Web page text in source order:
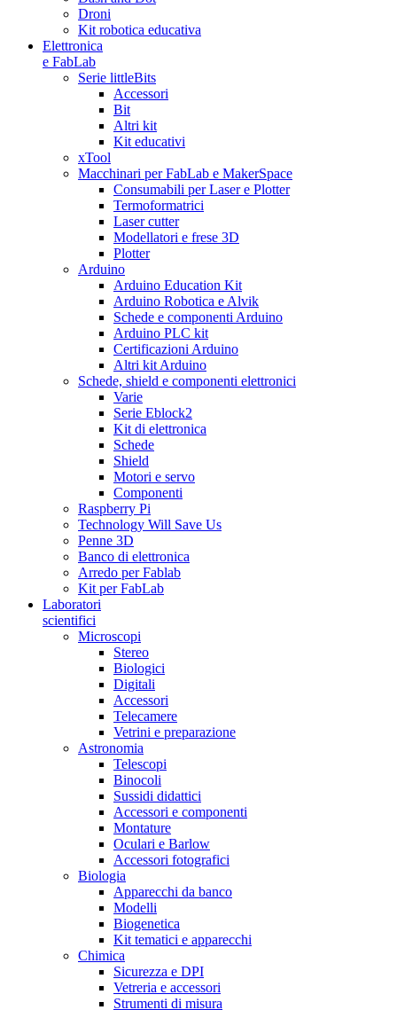
Droni
Kit robotica educativa
Elettronica
e FabLab
Serie littleBits
Accessori
Bit
Altri kit
Kit educativi
xTool
Macchinari per FabLab e MakerSpace
Consumabili per Laser e Plotter
Termoformatrici
Laser cutter
Modellatori e frese 3D
Plotter
Arduino
Arduino Education Kit
Arduino Robotica e Alvik
Schede e componenti Arduino
Arduino PLC kit
Certificazioni Arduino
Altri kit Arduino
Schede, shield e componenti elettronici
Varie
Serie Eblock2
Kit di elettronica
Schede
Shield
Motori e servo
Componenti
Raspberry Pi
Technology Will Save Us
Penne 3D
Banco di elettronica
Arredo per Fablab
Kit per FabLab
Laboratori
scientifici
Microscopi
Stereo
Biologici
Digitali
Accessori
Telecamere
Vetrini e preparazione
Astronomia
Telescopi
Binocoli
Sussidi didattici
Accessori e componenti
Montature
Oculari e Barlow
Accessori fotografici
Biologia
Apparecchi da banco
Modelli
Biogenetica
Kit tematici e apparecchi
Chimica
Sicurezza e DPI
Vetreria e accessori
Strumenti di misura